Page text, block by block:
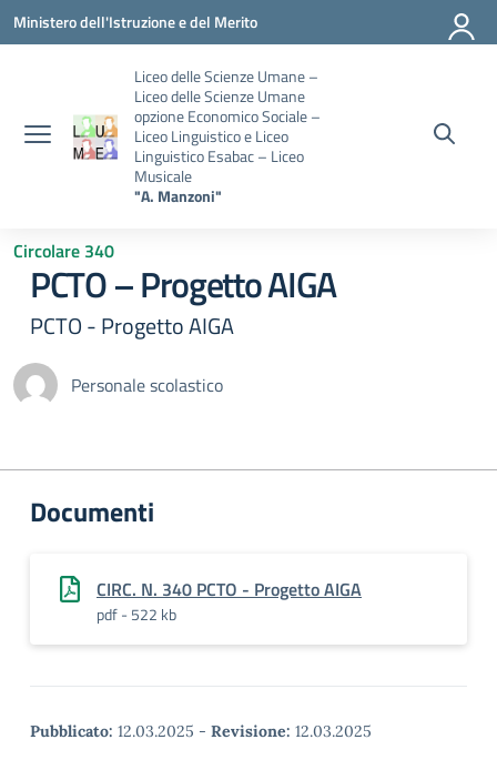
Vai ai contenuti
Vai al menu di navigazione
Vai al footer
Ministero dell'Istruzione e del Merito
Liceo delle Scienze Umane –
Liceo delle Scienze Umane
opzione Economico Sociale –
Liceo Linguistico e Liceo
Linguistico Esabac – Liceo
Musicale
"A. Manzoni"
Circolare 340
PCTO – Progetto AIGA
PCTO - Progetto AIGA
Personale scolastico
Documenti
CIRC. N. 340 PCTO - Progetto AIGA
pdf - 522 kb
Pubblicato: 12.03.2025 - Revisione: 12.03.2025